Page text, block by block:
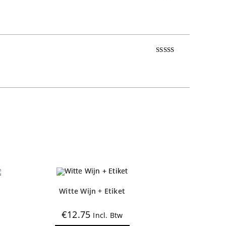
Witte Wijn + Etiket
€12.75 Incl. Btw